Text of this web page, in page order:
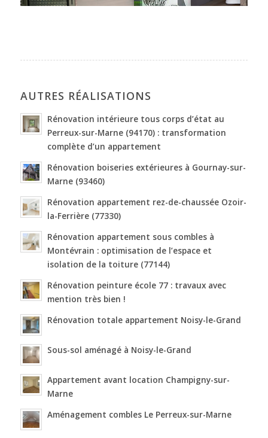
AUTRES RÉALISATIONS
Rénovation intérieure tous corps d’état au
Perreux-sur-Marne (94170) : transformation
complète d’un appartement
Rénovation boiseries extérieures à Gournay-sur-
Marne (93460)
Rénovation appartement rez-de-chaussée Ozoir-
la-Ferrière (77330)
Rénovation appartement sous combles à
Montévrain : optimisation de l’espace et
isolation de la toiture (77144)
Rénovation peinture école 77 : travaux avec
mention très bien !
Rénovation totale appartement Noisy-le-Grand
Sous-sol aménagé à Noisy-le-Grand
Appartement avant location Champigny-sur-
Marne
Aménagement combles Le Perreux-sur-Marne